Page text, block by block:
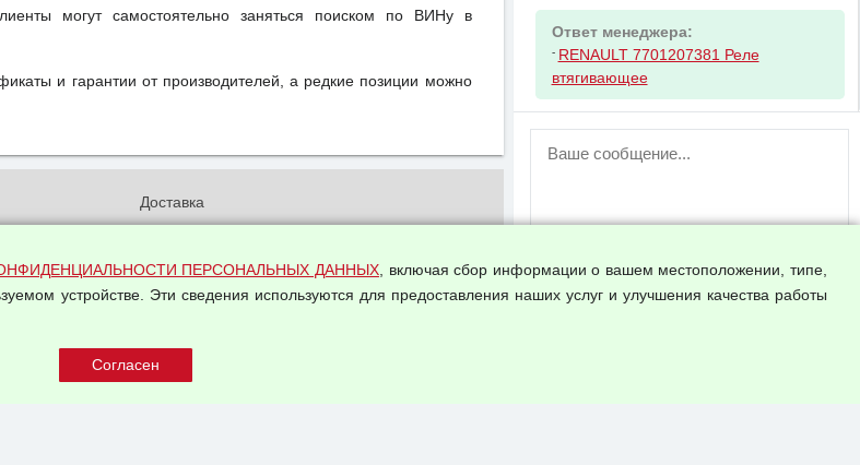
могут самостоятельно заняться поиском по ВИНу в
и гарантии от производителей, а редкие позиции можно
Доставка
Оплата и возвраты
Арендодателям
ПЕРСОНАЛЬНЫХ ДАННЫХ, включая сбор информации о вашем местоположении, типе,
устройстве. Эти сведения используются для предоставления наших услуг и улучшения качества работы
Ответ менеджера:
- RENAULT 7701207381 Реле
втягивающее
ВНИМАНИЕ!
пользователей временно отключена!
аккаунт.